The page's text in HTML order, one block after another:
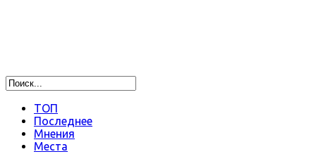
ТОП
Последнее
Мнения
Места